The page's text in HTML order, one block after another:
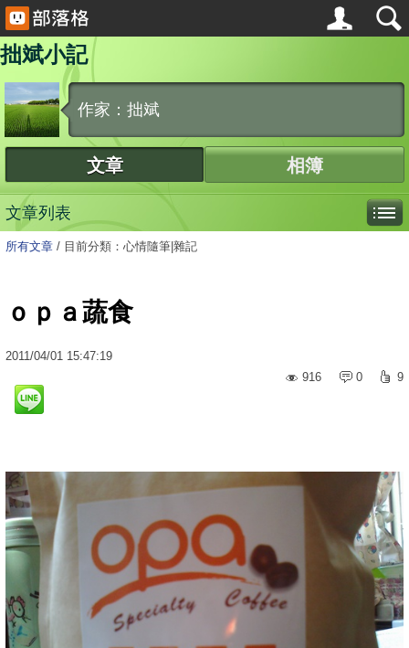
拙斌小記
作家：拙斌
文章 相簿
文章列表
所有文章 / 目前分類：心情隨筆|雜記
ｏｐａ蔬食
2011/04/01 15:47:19
916
0 9